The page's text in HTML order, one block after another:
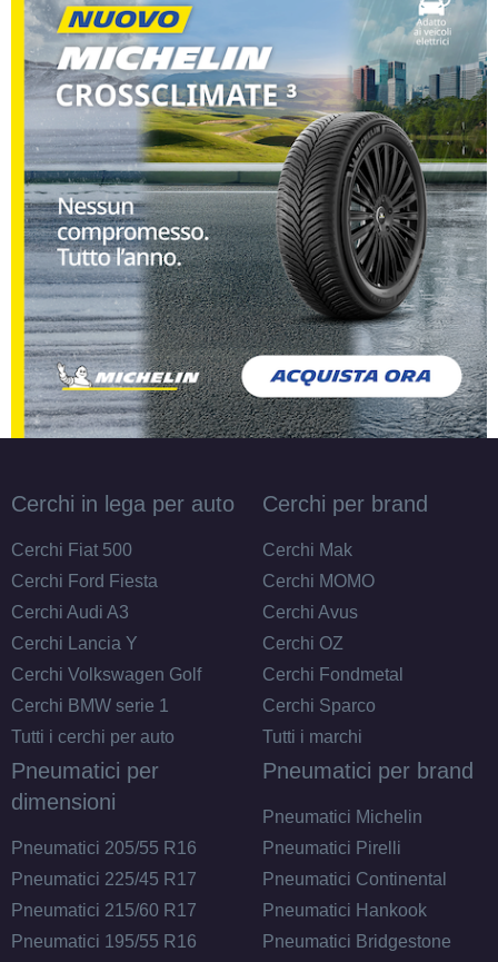
Cerchi in lega per auto
Cerchi Fiat 500
Cerchi Ford Fiesta
Cerchi Audi A3
Cerchi Lancia Y
Cerchi Volkswagen Golf
Cerchi BMW serie 1
Tutti i cerchi per auto
Cerchi per brand
Cerchi Mak
Cerchi MOMO
Cerchi Avus
Cerchi OZ
Cerchi Fondmetal
Cerchi Sparco
Tutti i marchi
Pneumatici per
dimensioni
Pneumatici 205/55 R16
Pneumatici 225/45 R17
Pneumatici 215/60 R17
Pneumatici 195/55 R16
Pneumatici per brand
Pneumatici Michelin
Pneumatici Pirelli
Pneumatici Continental
Pneumatici Hankook
Pneumatici Bridgestone